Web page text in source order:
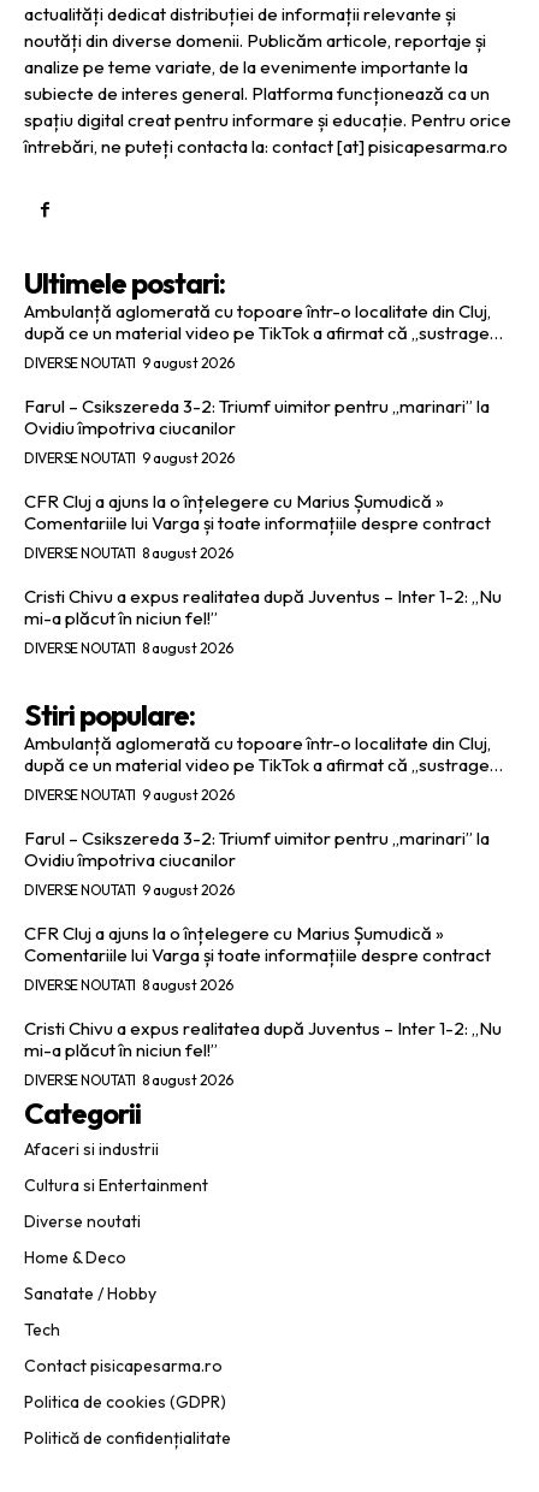
actualități dedicat distribuției de informații relevante și
noutăți din diverse domenii. Publicăm articole, reportaje și
analize pe teme variate, de la evenimente importante la
subiecte de interes general. Platforma funcționează ca un
spațiu digital creat pentru informare și educație. Pentru orice
întrebări, ne puteți contacta la: contact [at] pisicapesarma.ro
Ultimele postari:
Ambulanță aglomerată cu topoare într-o localitate din Cluj,
după ce un material video pe TikTok a afirmat că „sustrage…
DIVERSE NOUTATI 9 august 2026
Farul – Csikszereda 3-2: Triumf uimitor pentru „marinari” la
Ovidiu împotriva ciucanilor
DIVERSE NOUTATI 9 august 2026
CFR Cluj a ajuns la o înțelegere cu Marius Șumudică »
Comentariile lui Varga și toate informațiile despre contract
DIVERSE NOUTATI 8 august 2026
Cristi Chivu a expus realitatea după Juventus – Inter 1-2: „Nu
mi-a plăcut în niciun fel!”
DIVERSE NOUTATI 8 august 2026
Stiri populare:
Ambulanță aglomerată cu topoare într-o localitate din Cluj,
după ce un material video pe TikTok a afirmat că „sustrage…
DIVERSE NOUTATI 9 august 2026
Farul – Csikszereda 3-2: Triumf uimitor pentru „marinari” la
Ovidiu împotriva ciucanilor
DIVERSE NOUTATI 9 august 2026
CFR Cluj a ajuns la o înțelegere cu Marius Șumudică »
Comentariile lui Varga și toate informațiile despre contract
DIVERSE NOUTATI 8 august 2026
Cristi Chivu a expus realitatea după Juventus – Inter 1-2: „Nu
mi-a plăcut în niciun fel!”
DIVERSE NOUTATI 8 august 2026
Categorii
Afaceri si industrii
Cultura si Entertainment
Diverse noutati
Home & Deco
Sanatate / Hobby
Tech
Contact pisicapesarma.ro
Politica de cookies (GDPR)
Politică de confidențialitate